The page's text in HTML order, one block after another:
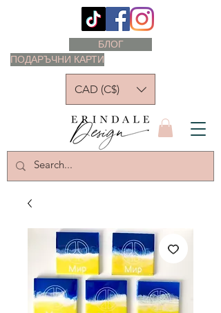
ПОДАРЪЧНИ КАРТИ
БЛОГ
CAD (C$)